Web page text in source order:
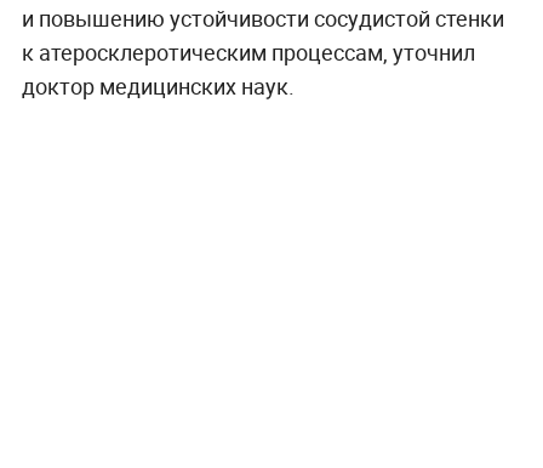
и повышению устойчивости сосудистой стенки
к атеросклеротическим процессам, уточнил
доктор медицинских наук.